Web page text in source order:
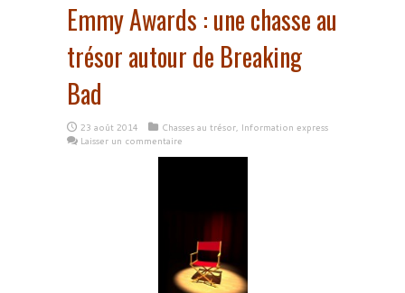
Emmy Awards : une chasse au
trésor autour de Breaking
Bad
23 août 2014 Chasses au trésor, Information express
Laisser un commentaire